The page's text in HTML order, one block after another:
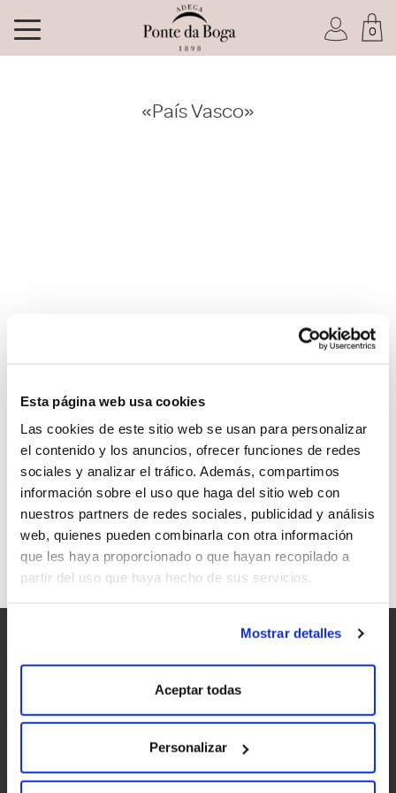
Esta página web usa cookies
Las cookies de este sitio web se usan para personalizar
el contenido y los anuncios, ofrecer funciones de redes
sociales y analizar el tráfico. Además, compartimos
información sobre el uso que haga del sitio web con
nuestros partners de redes sociales, publicidad y análisis
web, quienes pueden combinarla con otra información
que les haya proporcionado o que hayan recopilado a
partir del uso que haya hecho de sus servicios.
Mostrar detalles
Aceptar todas
Personalizar
0
«País Vasco»
PONTE DA BOGA EN EL PAÍS VASCO